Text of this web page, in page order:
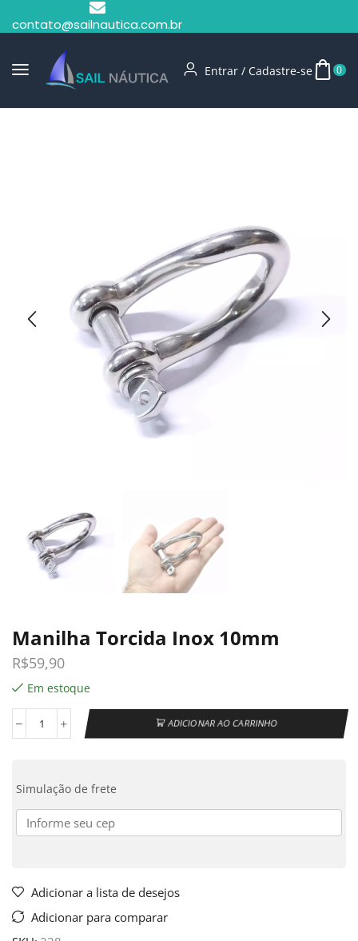
contato@sailnautica.com.br
Entrar / Cadastre-se 0
Manilha Torcida Inox 10mm
R$59,90
Em estoque
ADICIONAR AO CARRINHO
Simulação de frete
Adicionar a lista de desejos
Adicionar para comparar